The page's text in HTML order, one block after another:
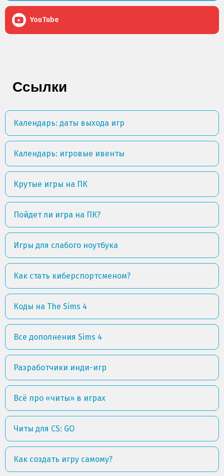
YouTube
Ссылки
Календарь: даты выхода игр
Календарь: игровые ивенты
Крутые игры на ПК
Пойдет ли игра на ПК?
Игры для слабого ноутбука
Как стать киберспортсменом?
Коды на The Sims 4
Все дополнения Sims 4
Разработчики инди-игр
Всё про «читы» в играх
Читы для CS: GO
Как создать игру самому?